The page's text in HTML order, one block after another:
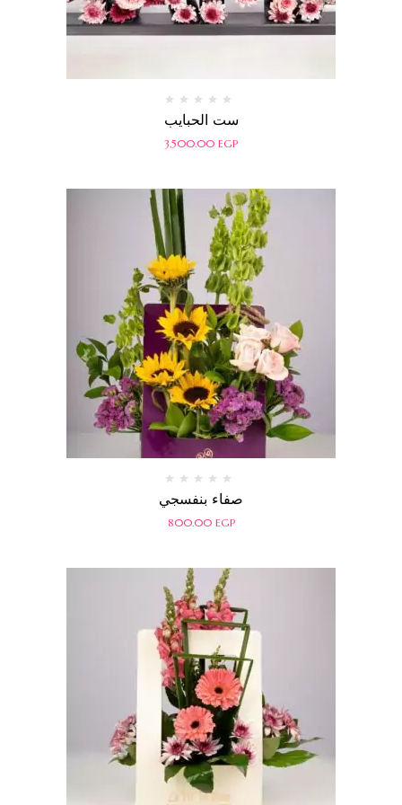
التقييم
0
ست الحبايب
3,500.00 EGP
تم
التقييم
0
صفاء بنفسجي
800.00 EGP